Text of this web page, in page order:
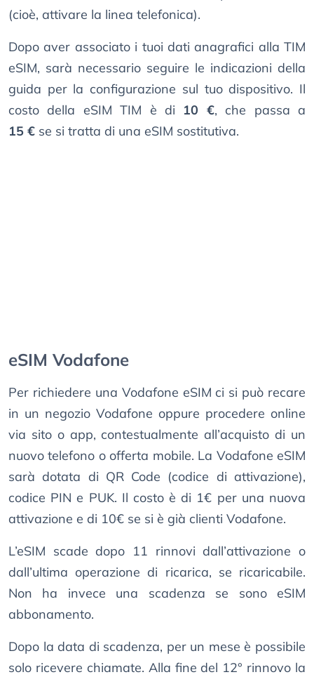
(cioè, attivare la linea telefonica).
Dopo aver associato i tuoi dati anagrafici alla TIM
eSIM, sarà necessario seguire le indicazioni della
guida per la configurazione sul tuo dispositivo. Il
costo della eSIM TIM è di 10 €, che passa a
15 € se si tratta di una eSIM sostitutiva.
eSIM Vodafone
Per richiedere una Vodafone eSIM ci si può recare
in un negozio Vodafone oppure procedere online
via sito o app, contestualmente all’acquisto di un
nuovo telefono o offerta mobile. La Vodafone eSIM
sarà dotata di QR Code (codice di attivazione),
codice PIN e PUK. Il costo è di 1€ per una nuova
attivazione e di 10€ se si è già clienti Vodafone.
L’eSIM scade dopo 11 rinnovi dall’attivazione o
dall’ultima operazione di ricarica, se ricaricabile.
Non ha invece una scadenza se sono eSIM
abbonamento.
Dopo la data di scadenza, per un mese è possibile
solo ricevere chiamate. Alla fine del 12° rinnovo la